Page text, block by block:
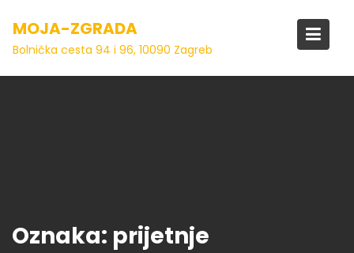
content
MOJA-ZGRADA
Bolnička cesta 94 i 96, 10090 Zagreb
Oznaka: prijetnje